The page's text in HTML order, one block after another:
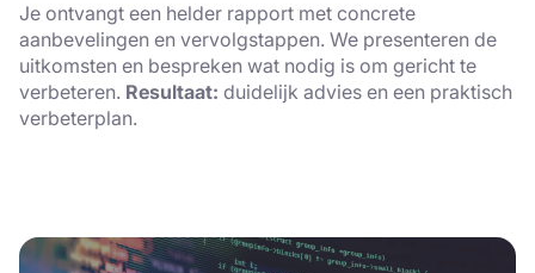
Je ontvangt een helder rapport met concrete
aanbevelingen en vervolgstappen. We presenteren de
uitkomsten en bespreken wat nodig is om gericht te
verbeteren. Resultaat: duidelijk advies en een praktisch
verbeterplan.